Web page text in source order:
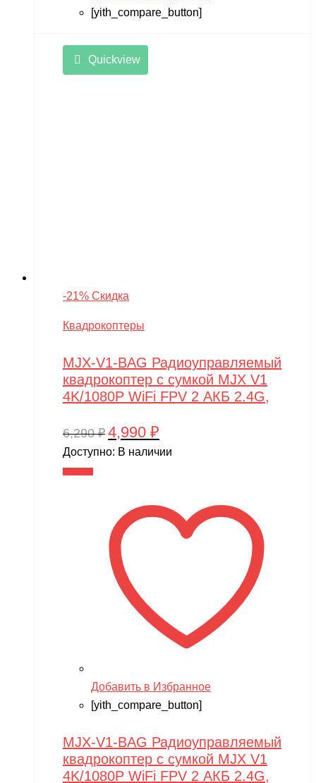
[yith_compare_button]
Quickview
-21% Скидка
Квадрокоптеры
MJX-V1-BAG Радиоуправляемый
квадрокоптер с сумкой MJX V1
4K/1080P WiFi FPV 2 АКБ 2.4G,
6,290₽ Первоначальная
цена
4,990 ₽
цена:
Доступно: В наличии
Добавить в Избранное
[yith_compare_button]
MJX-V1-BAG Радиоуправляемый
квадрокоптер с сумкой MJX V1
4K/1080P WiFi FPV 2 АКБ 2.4G,